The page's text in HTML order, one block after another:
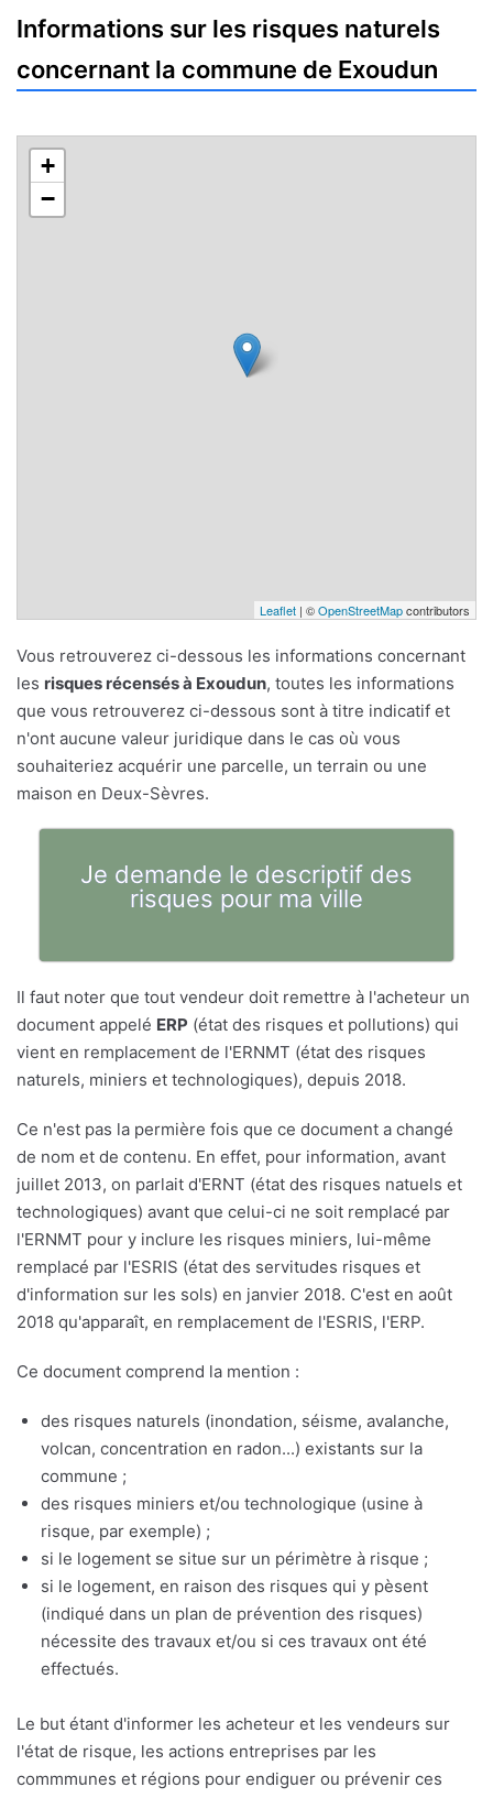
Informations sur les risques naturels
concernant la commune de Exoudun
+
−
Leaflet | ©OpenStreetMapcontributors
Vous retrouverez ci-dessous les informations concernant
les risques récensés à Exoudun, toutes les informations
que vous retrouverez ci-dessous sont à titre indicatif et
n'ont aucune valeur juridique dans le cas où vous
souhaiteriez acquérir une parcelle, un terrain ou une
maison en Deux-Sèvres.
Je demande le descriptif des
risques pour ma ville
Il faut noter que tout vendeur doit remettre à l'acheteur un
document appelé ERP (état des risques et pollutions) qui
vient en remplacement de l'ERNMT (état des risques
naturels, miniers et technologiques), depuis 2018.
Ce n'est pas la permière fois que ce document a changé
de nom et de contenu. En effet, pour information, avant
juillet 2013, on parlait d'ERNT (état des risques natuels et
technologiques) avant que celui-ci ne soit remplacé par
l'ERNMT pour y inclure les risques miniers, lui-même
remplacé par l'ESRIS (état des servitudes risques et
d'information sur les sols) en janvier 2018. C'est en août
2018 qu'apparaît, en remplacement de l'ESRIS, l'ERP.
Ce document comprend la mention :
des risques naturels (inondation, séisme, avalanche,
volcan, concentration en radon...) existants sur la
commune ;
des risques miniers et/ou technologique (usine à
risque, par exemple) ;
si le logement se situe sur un périmètre à risque ;
si le logement, en raison des risques qui y pèsent
(indiqué dans un plan de prévention des risques)
nécessite des travaux et/ou si ces travaux ont été
effectués.
Le but étant d'informer les acheteur et les vendeurs sur
l'état de risque, les actions entreprises par les
commmunes et régions pour endiguer ou prévenir ces